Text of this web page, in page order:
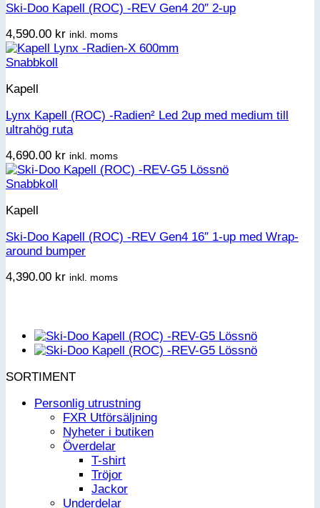
Ski-Doo Kapell (ROC) -REV Gen4 20″ 2-up
4,590.00 kr inkl. moms
Snabbkoll
Kapell
Lynx Kapell (ROC) -Radien² Led 2up med medium till
ultrahög ruta
4,690.00 kr inkl. moms
Snabbkoll
Kapell
Ski-Doo Kapell (ROC) -REV Gen4 16″ 1-up med Wrap-
around bumper
4,390.00 kr inkl. moms
SORTIMENT
Personlig utrustning
FXR Utförsäljning
Nyheter i butiken
Överdelar
T-shirt
Tröjor
Jackor
Underdelar